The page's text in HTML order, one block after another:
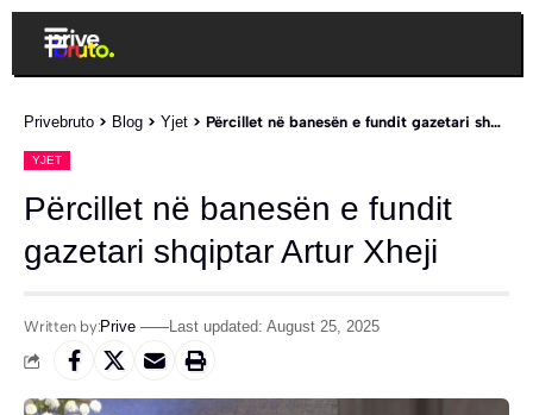
Privebruto > Blog > Yjet > Përcillet në banesën e fundit gazetari shqiptar Artur Xheji
YJET
Përcillet në banesën e fundit
gazetari shqiptar Artur Xheji
Written by:Prive Last updated: August 25, 2025